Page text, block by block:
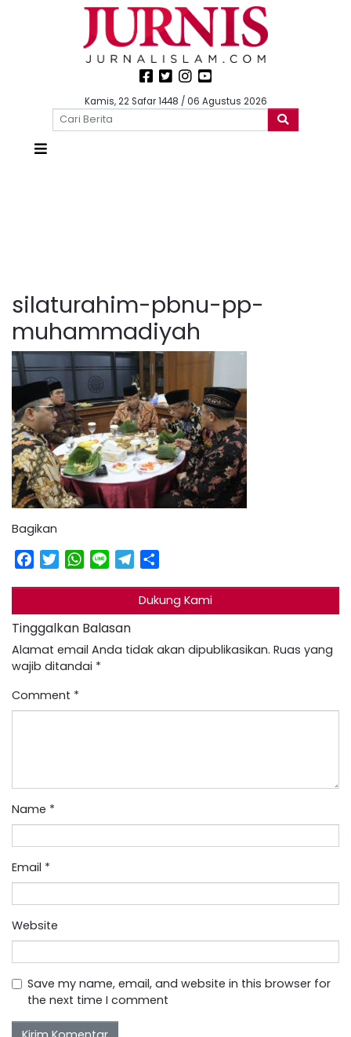
Kamis, 22 Safar 1448 / 06 Agustus 2026
silaturahim-pbnu-pp-
muhammadiyah
Bagikan
Facebook
TwitterWhatsApp
Line Telegram
Dukung Kami
Tinggalkan Balasan
Alamat email Anda tidak akan dipublikasikan. Ruas yang
wajib ditandai *
Comment *
Name *
Email *
Website
Save my name, email, and website in this browser for
the next time I comment